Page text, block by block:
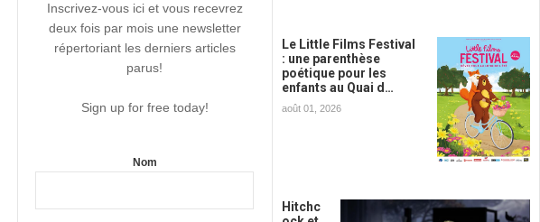
Inscrivez-vous ici et vous recevrez
deux fois par mois une newsletter
répertoriant les derniers articles
parus!
Sign up for free today!
Nom
Le Little Films Festival
: une parenthèse
poétique pour les
enfants au Quai d…
août 01, 2026
Hitchc